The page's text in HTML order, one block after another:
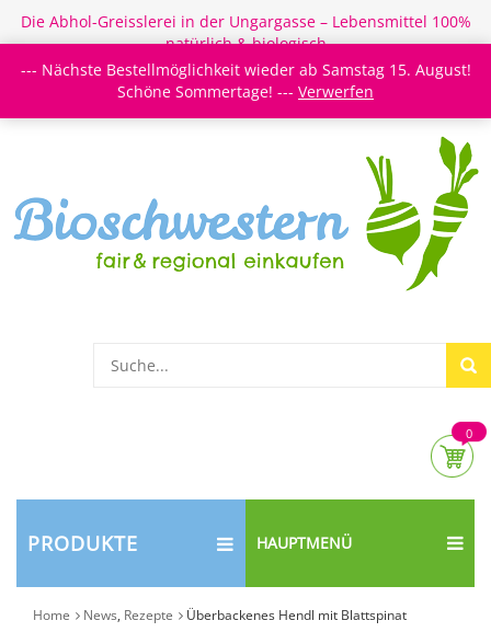
Die Abhol-Greisslerei in der Ungargasse – Lebensmittel 100%
natürlich & biologisch
Login/Register Newsletter Meine Merkzettel
0
PRODUKTE HAUPTMENÜ
Home News, Rezepte Überbackenes Hendl mit Blattspinat
--- Nächste Bestellmöglichkeit wieder ab Samstag 15. August!
Schöne Sommertage! --- Verwerfen